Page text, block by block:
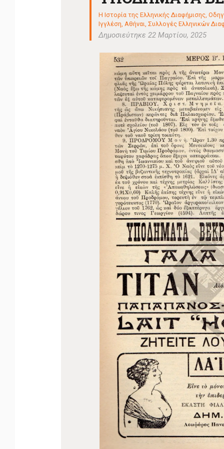
Η Ιστορία της Ελληνικής Διαφήμισης ,
Ιγγλέση, Αθήναι ,Συλλογές Ελληνικών
Δημοσιεύτηκε 22 Μαρτίου, 2025